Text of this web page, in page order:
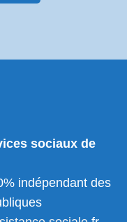
sociaux de
indépendant des